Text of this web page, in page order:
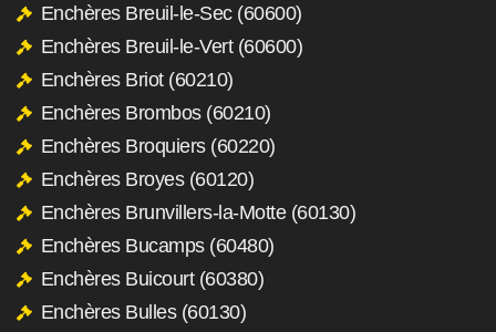
Enchères Breuil-le-Sec (60600)
Enchères Breuil-le-Vert (60600)
Enchères Briot (60210)
Enchères Brombos (60210)
Enchères Broquiers (60220)
Enchères Broyes (60120)
Enchères Brunvillers-la-Motte (60130)
Enchères Bucamps (60480)
Enchères Buicourt (60380)
Enchères Bulles (60130)